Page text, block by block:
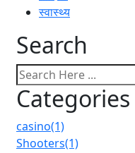
स्वास्थ्य
Search
Categories
casino(1)
Shooters(1)